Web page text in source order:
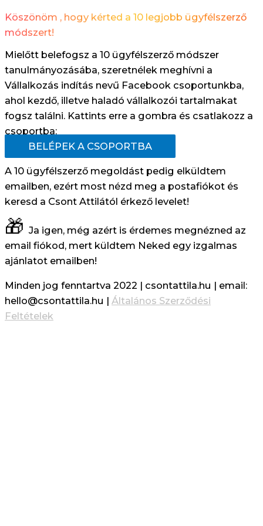
Köszönöm , hogy kérted a 10 legjobb ügyfélszerző
módszert!
Mielőtt belefogsz a 10 ügyfélszerző módszer
tanulmányozásába, szeretnélek meghívni a
Vállalkozás indítás nevű Facebook csoportunkba,
ahol kezdő, illetve haladó vállalkozói tartalmakat
fogsz találni. Kattints erre a gombra és csatlakozz a
csoportba:
BELÉPEK A CSOPORTBA
A 10 ügyfélszerző megoldást pedig elküldtem
emailben, ezért most nézd meg a postafiókot és
keresd a Csont Attilától érkező levelet!
🎁 Ja igen, még azért is érdemes megnézned az
email fiókod, mert küldtem Neked egy izgalmas
ajánlatot emailben!
Minden jog fenntartva 2022 | csontattila.hu | email:
hello@csontattila.hu | Általános Szerződési
Feltételek